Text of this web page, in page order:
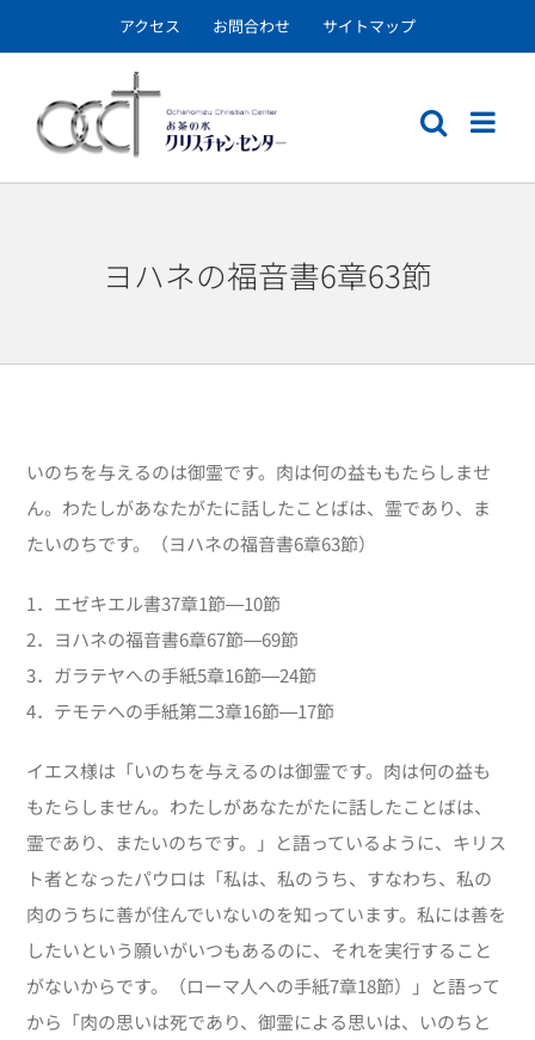
to
アクセス お問合わせ サイトマップ
ヨハネの福音書6章63節
いのちを与えるのは御霊です。肉は何の益ももたらしませ
ん。わたしがあなたがたに話したことばは、霊であり、ま
たいのちです。（ヨハネの福音書6章63節）
1．エゼキエル書37章1節―10節
2．ヨハネの福音書6章67節―69節
3．ガラテヤへの手紙5章16節―24節
4．テモテへの手紙第二3章16節―17節
イエス様は「いのちを与えるのは御霊です。肉は何の益も
もたらしません。わたしがあなたがたに話したことばは、
霊であり、またいのちです。」と語っているように、キリス
ト者となったパウロは「私は、私のうち、すなわち、私の
肉のうちに善が住んでいないのを知っています。私には善を
したいという願いがいつもあるのに、それを実行すること
がないからです。（ローマ人への手紙7章18節）」と語って
から「肉の思いは死であり、御霊による思いは、いのちと